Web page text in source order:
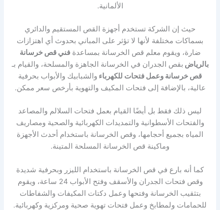
الألمانية.
حيث إن الشركة تستخدم أجهزة القص المستقيم والدائري
بسماكات مختلفة لأنها لا تؤثر على المباني بحدوث أي اهتزازات
ضارة، ويقوم معلم قص الخرسانة بمساعدةفني قص خرسانة
بالرياض بقص الجدران في الخرسانة الجاهزة والمسلحة، والقيام بـ
قص خرسانة وعمل فتحات للكهرباء والشبابيك والأبواب بحرفية
عالية، بالإضافة إلى فتحات المكيف والتهوية بأرخص سعر ممكن.
ليس ذلك فقط بل أيضًا القيام بعمل فتحات السلالم والمصاعد
والفتحات الأسطوانية والتمديدات الكهربائية والصحية ومصاريف
المياه بجميع أحجامها، وقص الخرسانة باستخدام أحدث الأجهزة
وماكينة قص الخرسانة المسلحة المتينة.
كما أنه بارع في قص الخرسانة باستخدام الليزر وبحرفية شديدة
وقص فتحات الجدران والأسقف وفتح الأبواب 24 ساعة، ويقوم
بتثقيب الخرسانة وفتحها وعمل دكتات المكيفات والشفاطات
للحمامات ولمطابخ وعمل فتحات تهوية صحية ومركزية وكهربائية.